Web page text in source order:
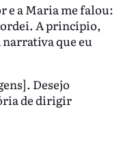
e a Maria me falou:
A princípio,
que eu
Desejo
de dirigir